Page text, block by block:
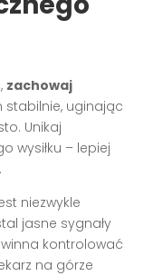
zachowaj
stabilnie, uginając
Unikaj
wysiłku – lepiej
niezwykle
jasne sygnały
kontrolować
na górze